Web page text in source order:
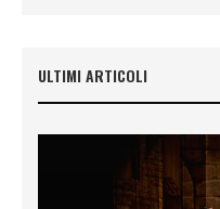
ULTIMI ARTICOLI